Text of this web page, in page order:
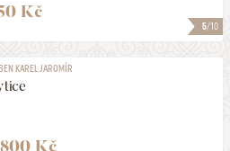
5/10
Kč
KAREL JAROMÍR
Kč